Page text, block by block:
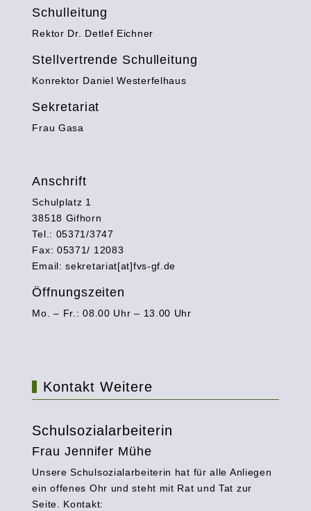
Schulleitung
Rektor Dr. Detlef Eichner
Stellvertrende Schulleitung
Konrektor Daniel Westerfelhaus
Sekretariat
Frau Gasa
Anschrift
Schulplatz 1
38518 Gifhorn
Tel.: 05371/3747
Fax: 05371/ 12083
Email: sekretariat[at]fvs-gf.de
Öffnungszeiten
Mo. – Fr.: 08.00 Uhr – 13.00 Uhr
Kontakt Weitere
Schulsozialarbeiterin
Frau Jennifer Mühe
Unsere Schulsozialarbeiterin hat für alle Anliegen
ein offenes Ohr und steht mit Rat und Tat zur
Seite. Kontakt: